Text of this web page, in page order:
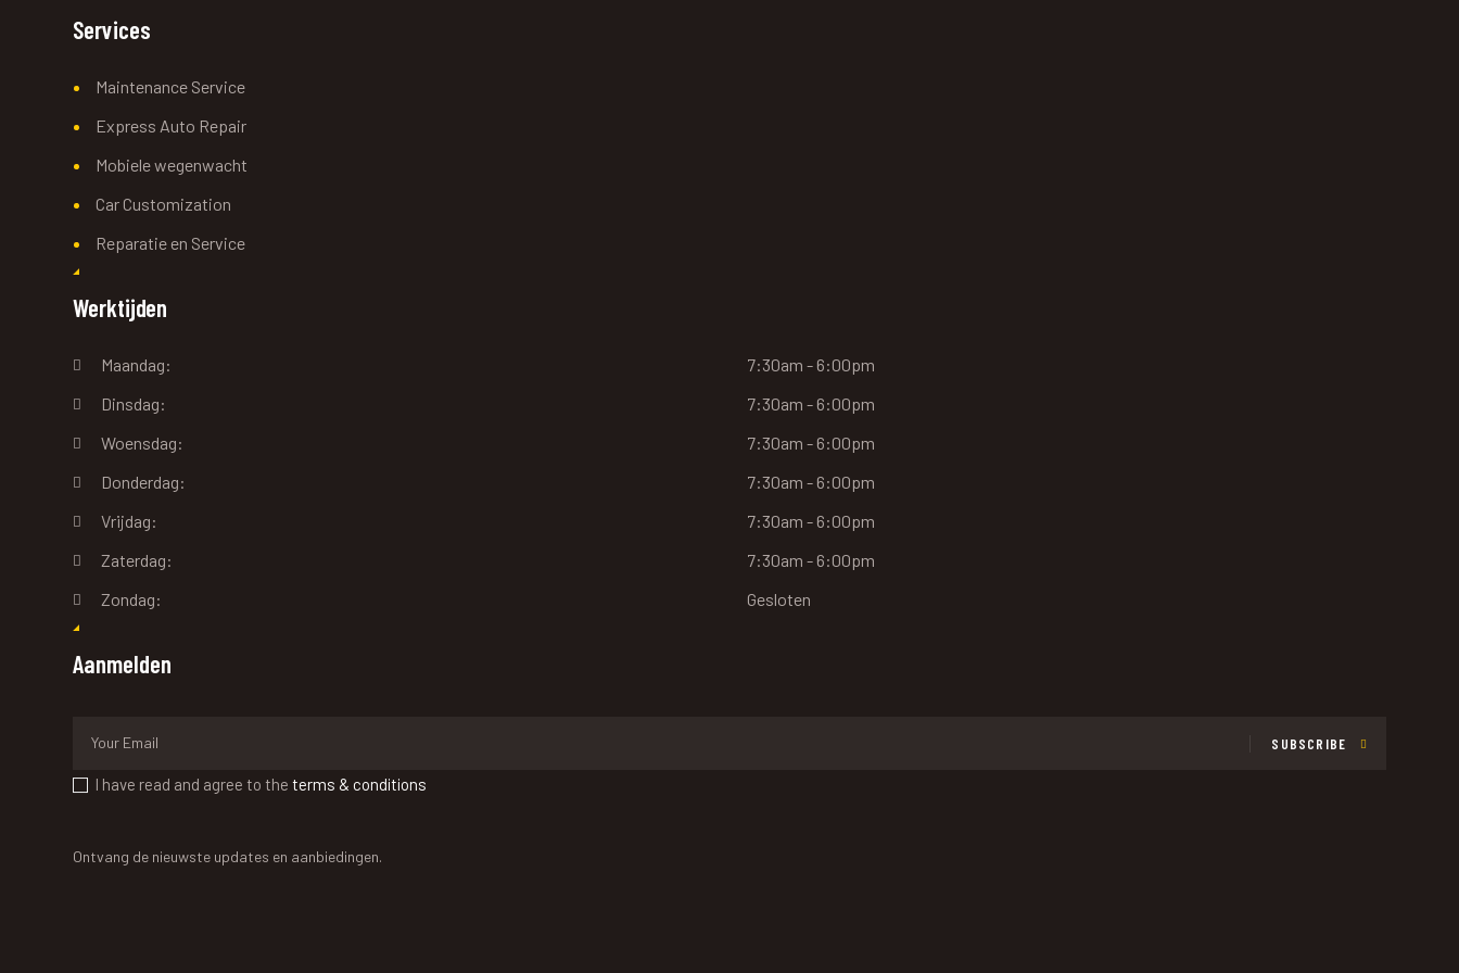
Services
Maintenance Service
Express Auto Repair
Mobiele wegenwacht
Car Customization
Reparatie en Service
Werktijden
Maandag:
7:30am - 6:00pm
Dinsdag:
7:30am - 6:00pm
Woensdag:
7:30am - 6:00pm
Donderdag:
7:30am - 6:00pm
Vrijdag:
7:30am - 6:00pm
Zaterdag:
7:30am - 6:00pm
Zondag:
Gesloten
Aanmelden
SUBSCRIBE
I have read and agree to the terms & conditions
Ontvang de nieuwste updates en aanbiedingen.